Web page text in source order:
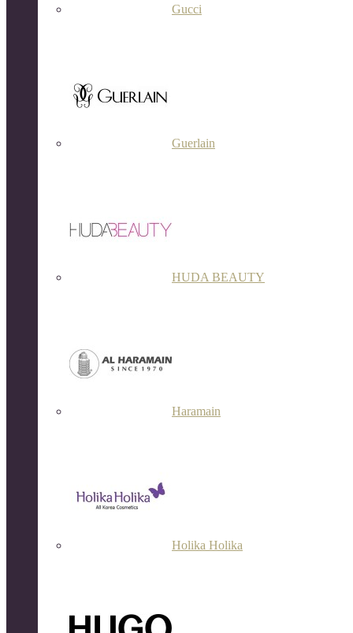
Gucci
Guerlain
HUDA BEAUTY
Haramain
Holika Holika